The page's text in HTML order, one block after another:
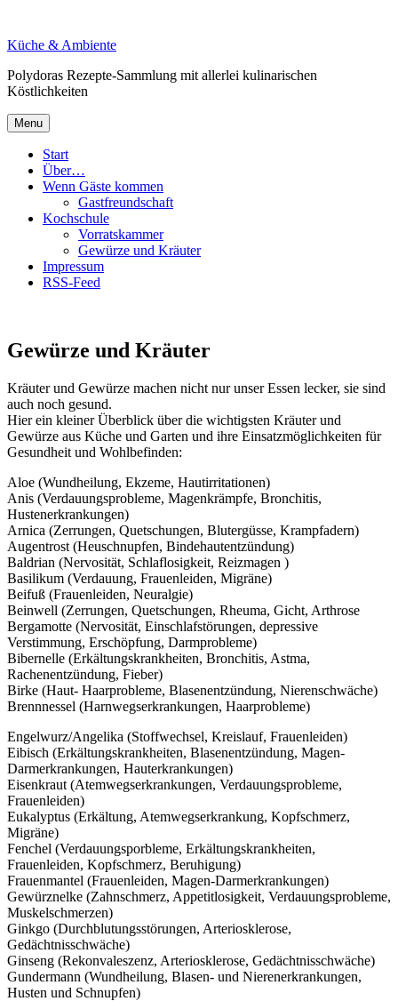
content
Küche & Ambiente
Polydoras Rezepte-Sammlung mit allerlei kulinarischen
Köstlichkeiten
Menu
Start
Über…
Wenn Gäste kommen
Gastfreundschaft
Kochschule
Vorratskammer
Gewürze und Kräuter
Impressum
RSS-Feed
Gewürze und Kräuter
Kräuter und Gewürze machen nicht nur unser Essen lecker, sie sind
auch noch gesund.
Hier ein kleiner Überblick über die wichtigsten Kräuter und
Gewürze aus Küche und Garten und ihre Einsatzmöglichkeiten für
Gesundheit und Wohlbefinden:
Aloe (Wundheilung, Ekzeme, Hautirritationen)
Anis (Verdauungsprobleme, Magenkrämpfe, Bronchitis,
Hustenerkrankungen)
Arnica (Zerrungen, Quetschungen, Blutergüsse, Krampfadern)
Augentrost (Heuschnupfen, Bindehautentzündung)
Baldrian (Nervosität, Schlaflosigkeit, Reizmagen )
Basilikum (Verdauung, Frauenleiden, Migräne)
Beifuß (Frauenleiden, Neuralgie)
Beinwell (Zerrungen, Quetschungen, Rheuma, Gicht, Arthrose
Bergamotte (Nervosität, Einschlafstörungen, depressive
Verstimmung, Erschöpfung, Darmprobleme)
Bibernelle (Erkältungskrankheiten, Bronchitis, Astma,
Rachenentzündung, Fieber)
Birke (Haut- Haarprobleme, Blasenentzündung, Nierenschwäche)
Brennnessel (Harnwegserkrankungen, Haarprobleme)
Engelwurz/Angelika (Stoffwechsel, Kreislauf, Frauenleiden)
Eibisch (Erkältungskrankheiten, Blasenentzündung, Magen-
Darmerkrankungen, Hauterkrankungen)
Eisenkraut (Atemwegserkrankungen, Verdauungsprobleme,
Frauenleiden)
Eukalyptus (Erkältung, Atemwegserkrankung, Kopfschmerz,
Migräne)
Fenchel (Verdauungsporbleme, Erkältungskrankheiten,
Frauenleiden, Kopfschmerz, Beruhigung)
Frauenmantel (Frauenleiden, Magen-Darmerkrankungen)
Gewürznelke (Zahnschmerz, Appetitlosigkeit, Verdauungsprobleme,
Muskelschmerzen)
Ginkgo (Durchblutungsstörungen, Arteriosklerose,
Gedächtnisschwäche)
Ginseng (Rekonvaleszenz, Arteriosklerose, Gedächtnisschwäche)
Gundermann (Wundheilung, Blasen- und Nierenerkrankungen,
Husten und Schnupfen)